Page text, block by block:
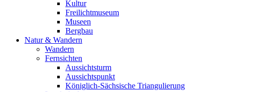
Kultur
Freilichtmuseum
Museen
Bergbau
Natur & Wandern
Wandern
Fernsichten
Aussichtsturm
Aussichtspunkt
Königlich-Sächsische Triangulierung